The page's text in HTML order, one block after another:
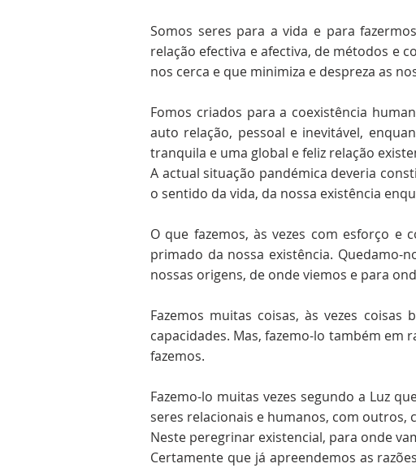
Somos seres para a vida e para
relação efectiva e afectiva, de métodos e
nos cerca e que minimiza e despreza as
Fomos criados para a coexistência
auto relação, pessoal e inevitável,
tranquila e uma global e feliz relação
A actual situação pandémica deveria
o sentido da vida, da nossa existência
O que fazemos, às vezes com esforço
primado da nossa existência. Quedamo-
nossas origens, de onde viemos e para
Fazemos muitas coisas, às vezes
capacidades. Mas, fazemo-lo também
fazemos.
Fazemo-lo muitas vezes segundo a Luz
seres relacionais e humanos, com
Neste peregrinar existencial, para onde
Certamente que já apreendemos as